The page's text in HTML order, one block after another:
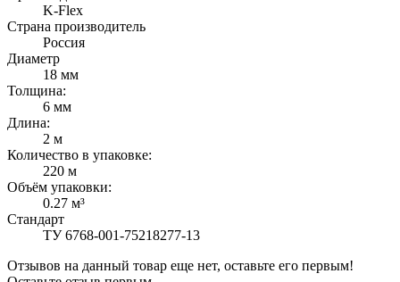
K-Flex
Страна производитель
Россия
Диаметр
18 мм
Толщина:
6 мм
Длина:
2 м
Количество в упаковке:
220 м
Объём упаковки:
0.27 м³
Стандарт
ТУ 6768-001-75218277-13
Отзывов на данный товар еще нет, оставьте его первым!